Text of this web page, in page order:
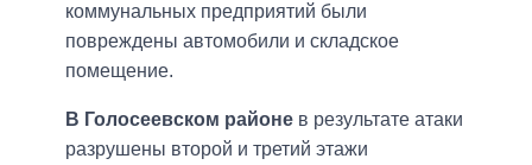
коммунальных предприятий были
повреждены автомобили и складское
помещение.
В Голосеевском районе в результате атаки
разрушены второй и третий этажи